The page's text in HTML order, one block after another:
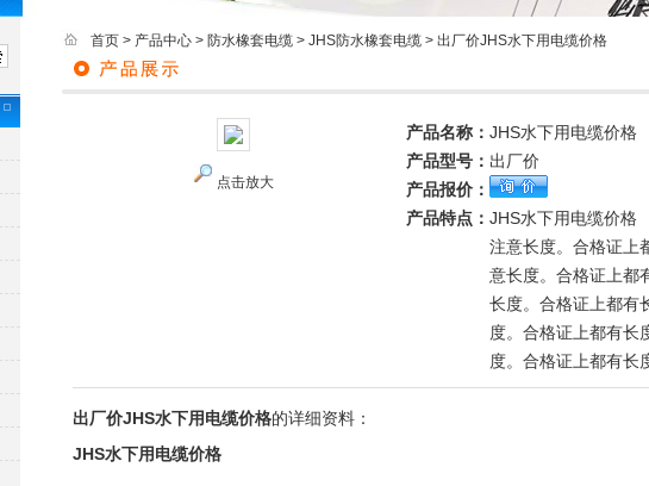
首页 > 产品中心 > 防水橡套电缆 > JHS防水橡套电缆 > 出厂价JHS水下用电缆价格
点击放大
产品名称： JHS水下用电缆价格
产品型号： 出厂价
产品报价：
产品特点： JHS水下用电缆价格
注意长度。合格证上
意长度。合格证上都
长度。合格证上都有
度。合格证上都有长
度。合格证上都有长
出厂价JHS水下用电缆价格的详细资料：
JHS水下用电缆价格